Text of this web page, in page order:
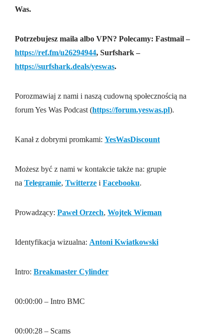
Was.
Potrzebujesz maila albo VPN? Polecamy: Fastmail –
https://ref.fm/u26294944, Surfshark –
https://surfshark.deals/yeswas.
Porozmawiaj z nami i naszą cudowną społecznością na
forum Yes Was Podcast (https://forum.yeswas.pl).
Kanał z dobrymi promkami: YesWasDiscount
Możesz być z nami w kontakcie także na: grupie
na Telegramie, Twitterze i Facebooku.
Prowadzący: Paweł Orzech, Wojtek Wieman
Identyfikacja wizualna: Antoni Kwiatkowski
Intro: Breakmaster Cylinder
00:00:00 – Intro BMC
00:00:28 – Scams